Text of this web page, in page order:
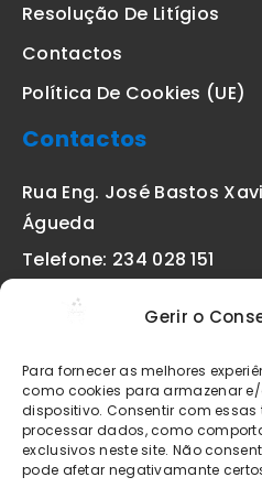
Gerir o
Para fornecer as melhores
como cookies para armazenar
dispositivo. Consentir com
processar dados, como
exclusivos neste site. Não
pode afetar negativamante
Resolução De Litígios
Contactos
Política De Cookies (UE)
Contactos
Rua Eng. José Bastos
Águeda
Telefone: 234 028 151
geral@etiquetas-
Os preços indicados incluem IVA
os artigos apresentados no site
disponibilidade de stock após